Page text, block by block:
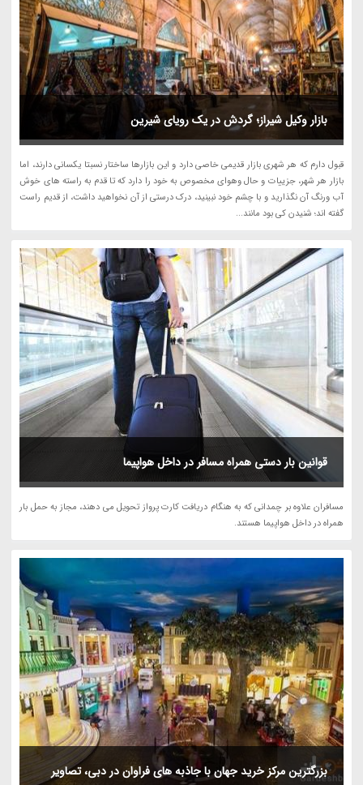
بازار وکیل شیراز؛ گردش در یک رویای شیرین
قبول دارم که هر شهری بازار قدیمی خاصی دارد و این بازارها ساختار نسبتا یکسانی دارند، اما
بازار هر شهر، جزییات و حال وهوای مخصوص به خود را دارد که تا قدم به راسته های خوش
آب ورنگ آن نگذارید و با چشم خود نبینید، درک درستی از آن نخواهید داشت، از قدیم راست
گفته اند؛ شنیدن کی بود مانند...
قوانین بار دستی همراه مسافر در داخل هواپیما
مسافران علاوه بر چمدانی که به هنگام دریافت کارت پرواز تحویل می دهند، مجاز به حمل بار
همراه در داخل هواپیما هستند.
بزرگترین مرکز خرید جهان با جاذبه های فراوان در دبی، تصاویر